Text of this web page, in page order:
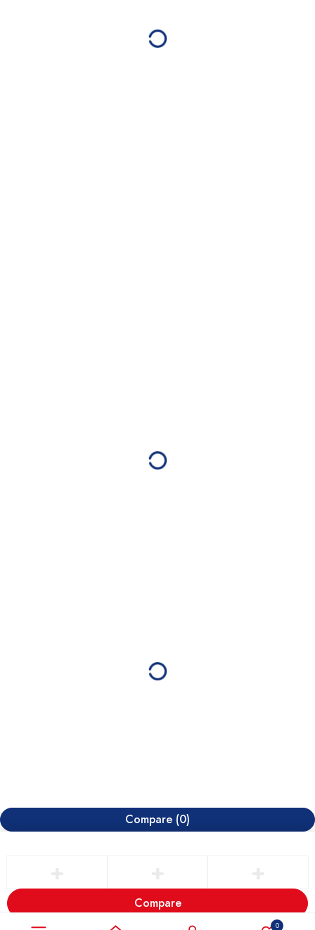
0
Compare (0)
Compare
Remove all products